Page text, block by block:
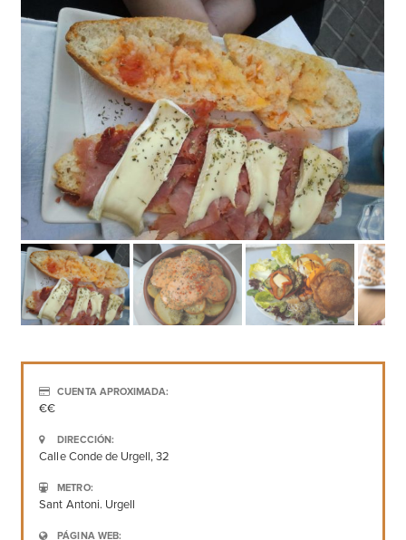
CUENTA APROXIMADA:
€€
DIRECCIÓN:
Calle Conde de Urgell, 32
METRO:
Sant Antoni. Urgell
PÁGINA WEB: